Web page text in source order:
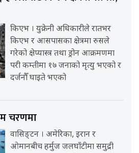
किएभ । युक्रेनी अधिकारीले रातभर
किएभ र आसपासका क्षेत्रमा रुसले
गरेको क्षेप्यास्त्र तथा ड्रोन आक्रमणमा
परी कम्तीमा १७ जनाको मृत्यु भएको र
दर्जनौँ घाइते भएको
चरणमा
वासिङ्टन । अमेरिका, इरान र
ओमानबीच हर्मुज जलघाँटीमा समुद्री